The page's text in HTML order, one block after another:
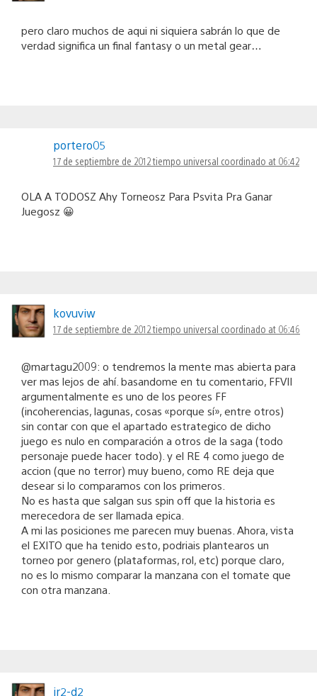
pero claro muchos de aqui ni siquiera sabrán lo que de
verdad significa un final fantasy o un metal gear…
portero05
17 de septiembre de 2012 tiempo universal coordinado at 06:42
OLA A TODOSZ Ahy Torneosz Para Psvita Pra Ganar
Juegosz 😀
kovuviw
17 de septiembre de 2012 tiempo universal coordinado at 06:46
@martagu2009: o tendremos la mente mas abierta para
ver mas lejos de ahí. basandome en tu comentario, FFVII
argumentalmente es uno de los peores FF
(incoherencias, lagunas, cosas «porque sí», entre otros)
sin contar con que el apartado estrategico de dicho
juego es nulo en comparación a otros de la saga (todo
personaje puede hacer todo). y el RE 4 como juego de
accion (que no terror) muy bueno, como RE deja que
desear si lo comparamos con los primeros.
No es hasta que salgan sus spin off que la historia es
merecedora de ser llamada epica.
A mi las posiciones me parecen muy buenas. Ahora, vista
el EXITO que ha tenido esto, podriais plantearos un
torneo por genero (plataformas, rol, etc) porque claro,
no es lo mismo comparar la manzana con el tomate que
con otra manzana.
jr2-d2